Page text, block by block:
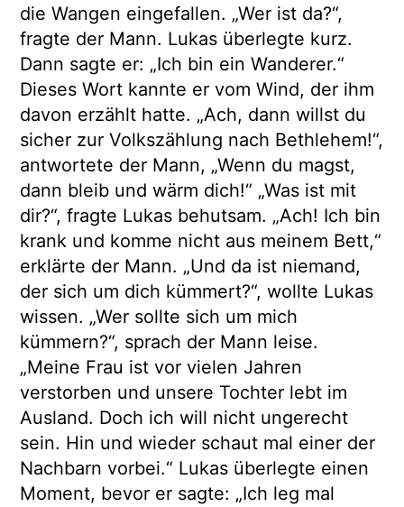
die Wangen eingefallen. „Wer ist da?“,
fragte der Mann. Lukas überlegte kurz.
Dann sagte er: „Ich bin ein Wanderer.“
Dieses Wort kannte er vom Wind, der ihm
davon erzählt hatte. „Ach, dann willst du
sicher zur Volkszählung nach Bethlehem!“,
antwortete der Mann, „Wenn du magst,
dann bleib und wärm dich!“ „Was ist mit
dir?“, fragte Lukas behutsam. „Ach! Ich bin
krank und komme nicht aus meinem Bett,“
erklärte der Mann. „Und da ist niemand,
der sich um dich kümmert?“, wollte Lukas
wissen. „Wer sollte sich um mich
kümmern?“, sprach der Mann leise.
„Meine Frau ist vor vielen Jahren
verstorben und unsere Tochter lebt im
Ausland. Doch ich will nicht ungerecht
sein. Hin und wieder schaut mal einer der
Nachbarn vorbei.“ Lukas überlegte einen
Moment, bevor er sagte: „Ich leg mal